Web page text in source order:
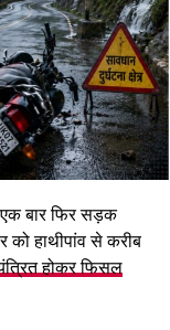
एक बार फिर सड़क
को हाथीपांव से करीब
होकर फिसल